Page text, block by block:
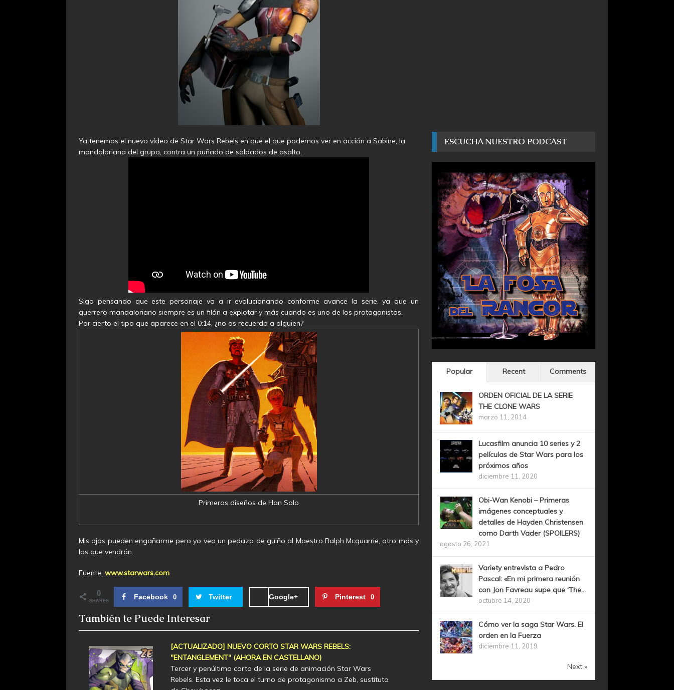
Ya tenemos el nuevo vídeo de Star Wars Rebels en que el que podemos ver en acción a Sabine, la
mandaloriana del grupo, contra un puñado de soldados de asalto.
Sigo pensando que este personaje va a ir evolucionando conforme avance la serie, ya que un
guerrero mandaloriano siempre es un filón a explotar y más cuando es uno de los protagonistas.
Por cierto el tipo que aparece en el 0:14, ¿no os recuerda a alguien?
Primeros diseños de Han Solo
Mis ojos pueden engañarme pero yo veo un pedazo de guiño al Maestro Ralph Mcquarrie, otro más y
los que vendrán.
Fuente: www.starwars.com
0
SHARES Facebook 0 Twitter Google+ Pinterest 0
También te Puede Interesar
[ACTUALIZADO] NUEVO CORTO STAR WARS REBELS:
"ENTANGLEMENT" (AHORA EN CASTELLANO)
Tercer y penúltimo corto de la serie de animación Star Wars
Rebels. Esta vez le toca el turno de protagonismo a Zeb, sustituto
ESCUCHA NUESTRO PODCAST
Popular Recent Comments
ORDEN OFICIAL DE LA SERIE
THE CLONE WARS
marzo 11, 2014
Lucasfilm anuncia 10 series y 2
películas de Star Wars para los
próximos años
diciembre 11, 2020
Obi-Wan Kenobi – Primeras
imágenes conceptuales y
detalles de Hayden Christensen
como Darth Vader (SPOILERS)
agosto 26, 2021
Variety entrevista a Pedro
Pascal: «En mi primera reunión
con Jon Favreau supe que ‘The...
octubre 14, 2020
Cómo ver la saga Star Wars. El
orden en la Fuerza
diciembre 11, 2019
Next »